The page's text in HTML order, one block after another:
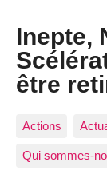
Inepte,
être
Actions
Qui sommes-